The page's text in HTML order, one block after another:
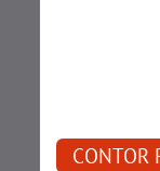
CONTOR